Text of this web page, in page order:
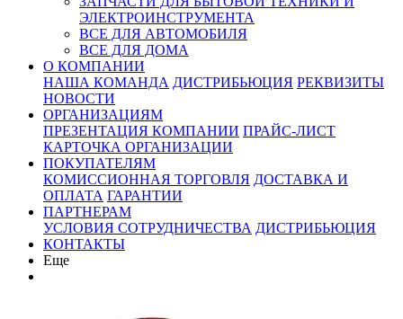
ЭЛЕКТРОИНСТРУМЕНТА
ВСЕ ДЛЯ АВТОМОБИЛЯ
ВСЕ ДЛЯ ДОМА
О КОМПАНИИ
НАША КОМАНДА ДИСТРИБЬЮЦИЯ РЕКВИЗИТЫ
НОВОСТИ
ОРГАНИЗАЦИЯМ
ПРЕЗЕНТАЦИЯ КОМПАНИИ ПРАЙС-ЛИСТ
КАРТОЧКА ОРГАНИЗАЦИИ
ПОКУПАТЕЛЯМ
КОМИССИОННАЯ ТОРГОВЛЯ ДОСТАВКА И
ОПЛАТА ГАРАНТИИ
ПАРТНЕРАМ
УСЛОВИЯ СОТРУДНИЧЕСТВА ДИСТРИБЬЮЦИЯ
КОНТАКТЫ
Еще